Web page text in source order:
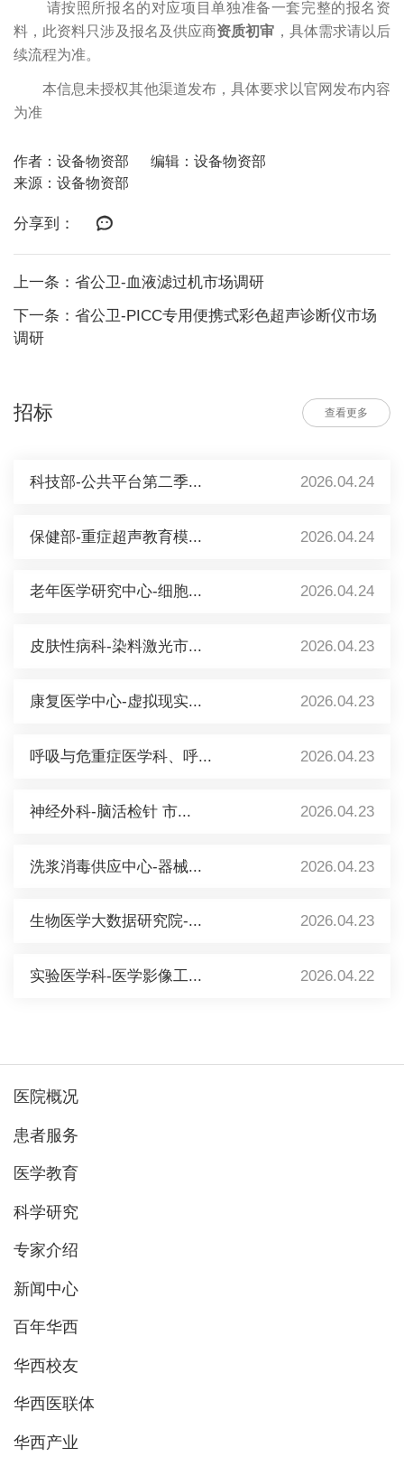
请按照所报名的对应项目单独准备一套完整的报名资
料，此资料只涉及报名及供应商资质初审 ，具体需求请以后
续流程为准。
本信息未授权其他渠道发布，具体要求以官网发布内容
为准
作者：设备物资部
编辑：设备物资部
来源：设备物资部
分享到：
上一条：省公卫-血液滤过机市场调研
下一条：省公卫-PICC专用便携式彩色超声诊断仪市场
调研
招标 查看更多
科技部-公共平台第二季... 2026.04.24
保健部-重症超声教育模... 2026.04.24
老年医学研究中心-细胞... 2026.04.24
皮肤性病科-染料激光市... 2026.04.23
康复医学中心-虚拟现实... 2026.04.23
呼吸与危重症医学科、呼... 2026.04.23
神经外科-脑活检针 市... 2026.04.23
洗浆消毒供应中心-器械... 2026.04.23
生物医学大数据研究院-... 2026.04.23
实验医学科-医学影像工... 2026.04.22
医院概况
患者服务
医学教育
科学研究
专家介绍
新闻中心
百年华西
华西校友
华西医联体
华西产业